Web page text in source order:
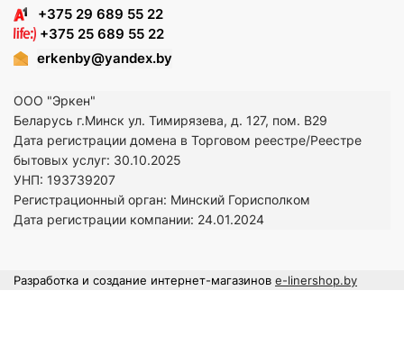
+375 29 689 55 22
+375 25 689 55 22
erkenby@yandex.by
ООО "Эркен"
Беларусь г.Минск ул. Тимирязева, д. 127, пом. В29
Дата регистрации домена в Торговом реестре/Реестре
бытовых услуг: 30.10.2025
УНП: 193739207
Регистрационный орган: Минский Горисполком
Дата регистрации компании: 24.01.2024
Разработка и создание интернет-магазинов e-linershop.by